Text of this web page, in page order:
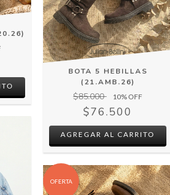
BOTA 5 HEBILLAS
(21.AMB.26)
$85.000 10% OFF
$76.500
AGREGAR AL CARRITO
OFERTA